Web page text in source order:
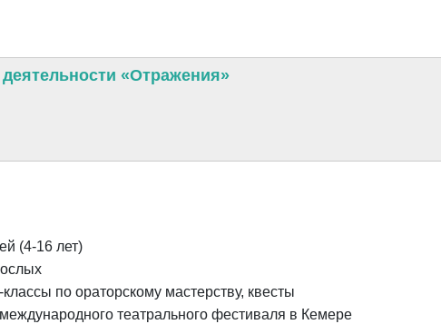
«Отражения»
(4-16 лет)
по ораторскому мастерству, квесты
театрального фестиваля в Кемере